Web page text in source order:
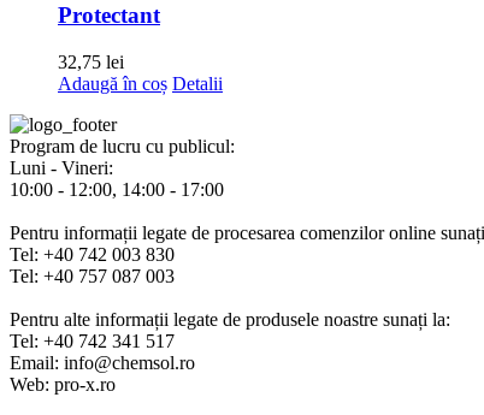
Protectant
32,75 lei
Adaugă în coș Detalii
Program de lucru cu publicul:
Luni - Vineri:
10:00 - 12:00, 14:00 - 17:00
Pentru informații legate de procesarea comenzilor online
Tel: +40 742 003 830
Tel: +40 757 087 003
Pentru alte informații legate de produsele noastre sunați la:
Tel: +40 742 341 517
Email: info@chemsol.ro
Web: pro-x.ro